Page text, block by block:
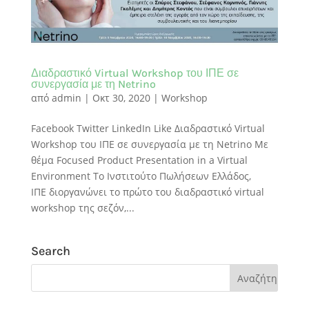
Διαδραστικό Virtual Workshop του ΙΠΕ σε
συνεργασία με τη Netrino
από admin | Οκτ 30, 2020| Workshop
Facebook Twitter LinkedIn Like Διαδραστικό Virtual
Workshop του ΙΠΕ σε συνεργασία με τη Netrino Με
θέμα Focused Product Presentation in a Virtual
Environment To Ινστιτούτο Πωλήσεων Ελλάδος,
ΙΠΕ διοργανώνει το πρώτο του διαδραστικό virtual
workshop της σεζόν,...
Search